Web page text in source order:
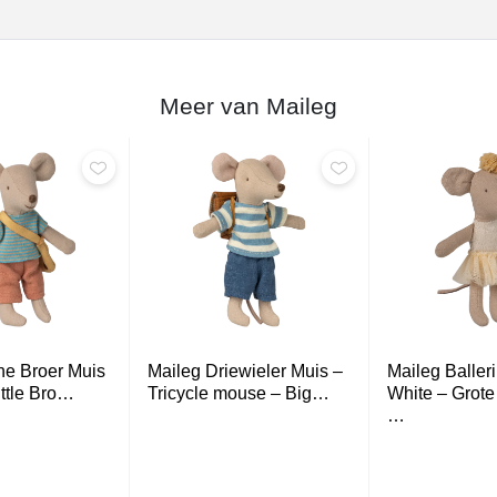
Meer van Maileg
Broer Muis
Bro…
Maileg Driewieler Muis –
Tricycle mouse – Big…
Maileg
White –
…